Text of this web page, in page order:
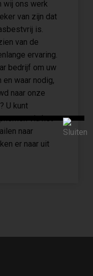
wij ons werk
van zijn dat
is.
van de
ervaring.
bedrijf om uw
waar nodig,
naar onze
U kunt
via het
naar
er naar uit